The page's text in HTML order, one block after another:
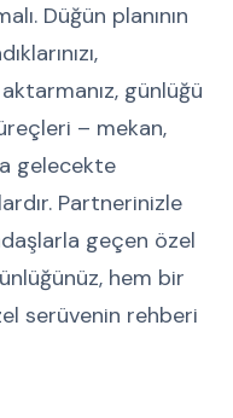
Düğün planının
günlüğü
– mekan,
gelecekte
Partnerinizle
geçen özel
hem bir
serüvenin rehberi